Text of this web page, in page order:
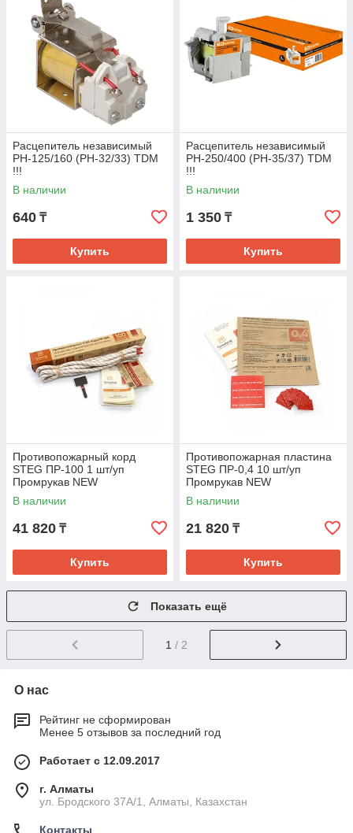
Расцепитель независимый
РН-125/160 (РН-32/33) TDM
!!!
В наличии
640 ₸
Купить
Расцепитель независимый
РН-250/400 (PH-35/37) TDM
!!!
В наличии
1 350 ₸
Купить
Противопожарный корд
STEG ПР-100 1 шт/уп
Промрукав NEW
В наличии
41 820 ₸
Купить
Противопожарная пластина
STEG ПР-0,4 10 шт/уп
Промрукав NEW
В наличии
21 820 ₸
Купить
Показать ещё
1 / 2
О нас
Рейтинг не сформирован
Менее 5 отзывов за последний год
Работает с 12.09.2017
г. Алматы
ул. Бродского 37А/1, Алматы, Казахстан
Контакты